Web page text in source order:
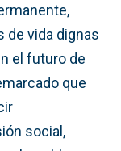
de vida dignas
el futuro de
que
social,